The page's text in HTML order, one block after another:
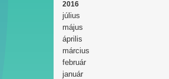
2016
július
május
április
március
február
január